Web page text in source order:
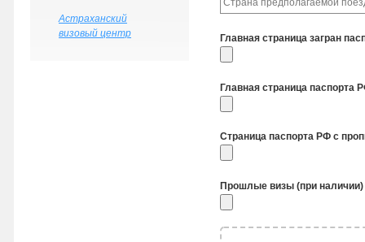
Главная страница загран
Главная страница паспорта
Страница паспорта РФ с
Прошлые визы (при наличии)
Астраханский
визовый центр